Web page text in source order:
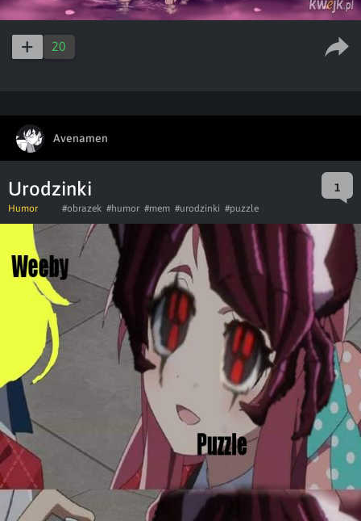
20
Avenamen
Urodzinki 1
Humor #obrazek #humor #mem #urodzinki #puzzle